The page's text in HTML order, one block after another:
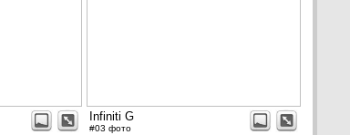
Infiniti G
#03 фото